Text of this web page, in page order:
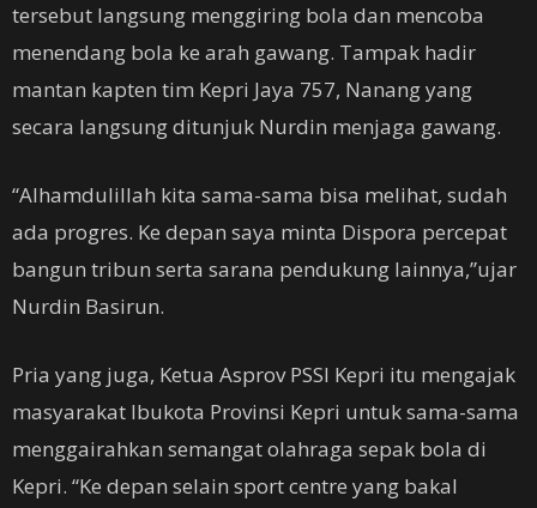
tersebut langsung menggiring bola dan mencoba
menendang bola ke arah gawang. Tampak hadir
mantan kapten tim Kepri Jaya 757, Nanang yang
secara langsung ditunjuk Nurdin menjaga gawang.
“Alhamdulillah kita sama-sama bisa melihat, sudah
ada progres. Ke depan saya minta Dispora percepat
bangun tribun serta sarana pendukung lainnya,”ujar
Nurdin Basirun.
Pria yang juga, Ketua Asprov PSSI Kepri itu mengajak
masyarakat Ibukota Provinsi Kepri untuk sama-sama
menggairahkan semangat olahraga sepak bola di
Kepri. “Ke depan selain sport centre yang bakal